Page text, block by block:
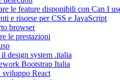
le feature disponibili con Can I
e risorse per CSS e JavaScript
browser
le prestazioni
design system .italia
Bootstrap Italia
React